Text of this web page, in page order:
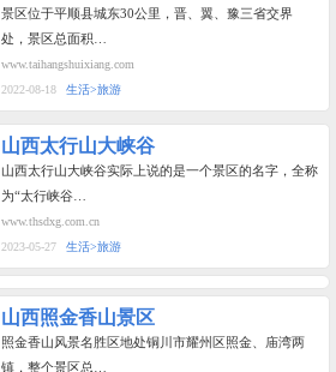
景区位于平顺县城东30公里，晋、翼、豫三省交界
处，景区总面积…
www.taihangshuixiang.com
2022-08-18
生活>旅游
山西太行山大峡谷
山西太行山大峡谷实际上说的是一个景区的名字，全称
为“太行峡谷…
www.thsdxg.com.cn
2023-05-27
生活>旅游
山西照金香山景区
照金香山风景名胜区地处铜川市耀州区照金、庙湾两
镇，整个景区总…